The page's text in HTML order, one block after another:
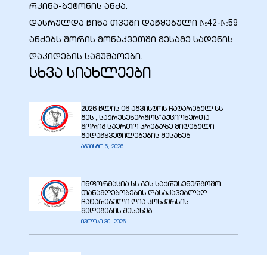
რკინა-ბეტონის ანძა.
დასრულდა წინა თვეში დაწყებული №42-№59
ანძებს შორის მონაკვეთში მესამე სადენის
დაკიდების სამუშაოები.
სხვა სიახლეები
2026 წლის 06 აგვისტოს ჩატარებულ სს
გეს ,,საქრუსენერგოს”აქციონერთა
მორიგ საერთო კრებაზე მიღებული
გადაწყვეტილებების შესახებ
აგვისტო 6, 2026
ინფორმაცია სს გეს საქრუსენერგოშო
თანამდებობების დასაკავებლად
ჩატარებული ღია კონკურსის
შედეგების შესახებ
ივლისი 30, 2026